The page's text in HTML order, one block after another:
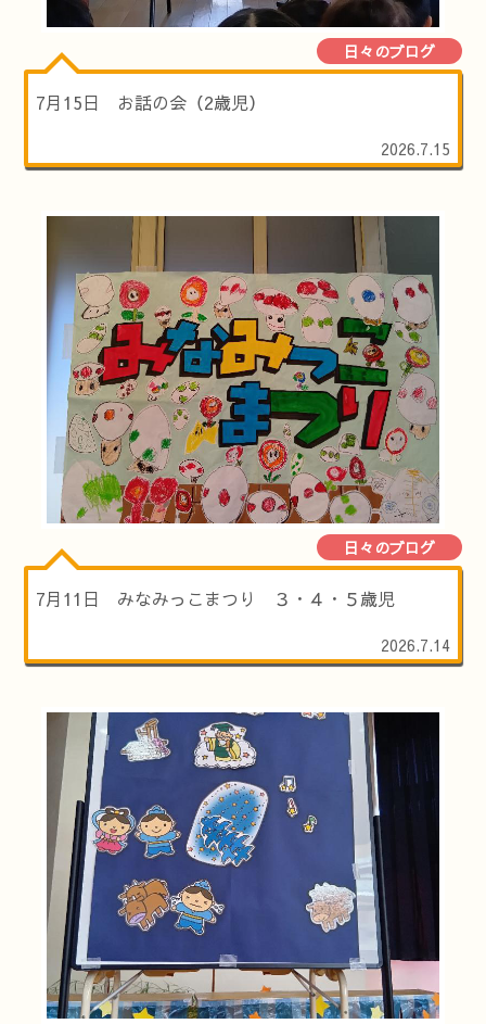
日々のブログ
7月15日 お話の会（2歳児）
2026.7.15
日々のブログ
7月11日 みなみっこまつり ３・４・５歳児
2026.7.14